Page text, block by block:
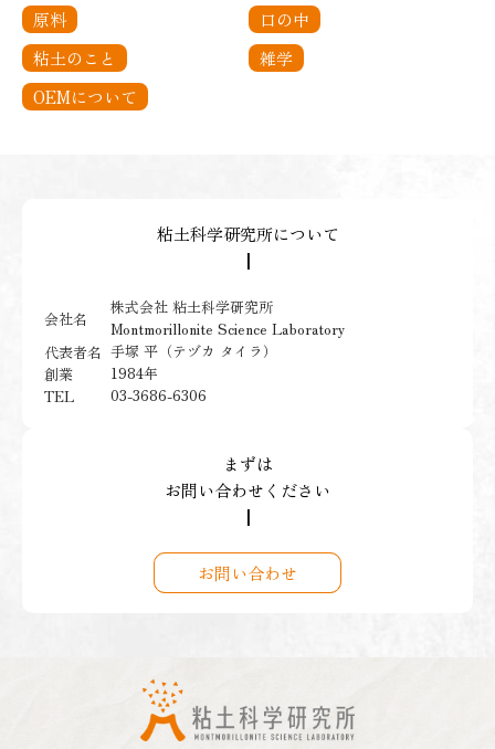
原料
口の中
粘土のこと
雑学
OEMについて
粘土科学研究所について
┃
会社名
株式会社 粘土科学研究所
Montmorillonite Science Laboratory
代表者名 手塚 平（テヅカ タイラ）
創業
1984年
TEL
03-3686-6306
まずは
お問い合わせください
┃
お問い合わせ